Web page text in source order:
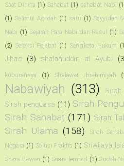
Saat Dihina (1) Sahabat (1) sahabat Nabi
(1) Salimul Aqidah (1) satu (1) Sayyidah
Nabi (1) Sejarah Para Nabi dan Rasul (1)
(2) Seleksi Pejabat (1) Sengketa Hukum
Jihad
(3) shalahuddin al Ayubi
kuburannya (1) Shalawat Ibrahimiyah
Nabawiyah (313)
Sirah penguasa (11) Sirah
Sirah Sahabat (171) Sirah
Sirah Ulama (158) Siroh
Negara (1) Solusi Praktis (1) Sriwijaya
Suara Hewan (1) Suara lembut (1) Sudah